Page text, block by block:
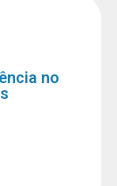
no